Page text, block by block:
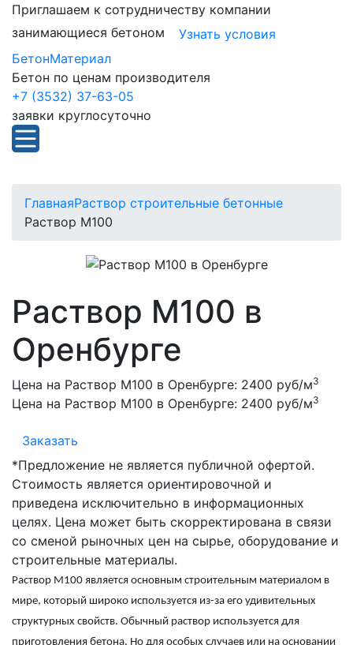
Приглашаем к сотрудничеству компании
занимающиеся бетоном
Узнать условия
БетонМатериал
Бетон по ценам производителя
+7 (3532) 37-63-05
заявки круглосуточно
ГлавнаяРаствор строительные бетонные
Раствор М100
Раствор М100 в
Оренбурге
Цена на Раствор М100 в Оренбурге: 2400 руб/м3
Цена на Раствор М100 в Оренбурге: 2400 руб/м3
Заказать
*Предложение не является публичной офертой.
Стоимость является ориентировочной и
приведена исключительно в информационных
целях. Цена может быть скорректирована в связи
со сменой рыночных цен на сырье, оборудование и
строительные материалы.
Раствор М100 является основным строительным материалом в
мире, который широко используется из-за его удивительных
структурных свойств. Обычный раствор используется для
приготовления бетона. Но для особых случаев или на основании